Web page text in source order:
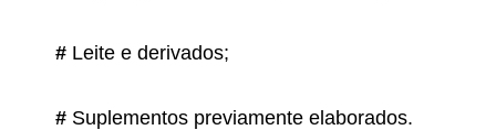
# Leite e derivados;
# Suplementos previamente elaborados.